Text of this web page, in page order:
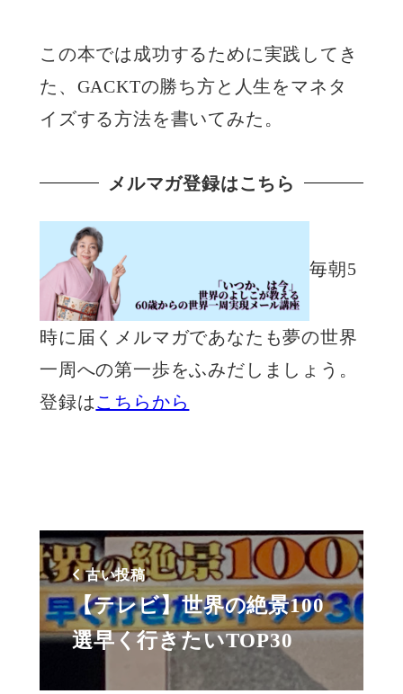
この本では成功するために実践してき
た、GACKTの勝ち方と人生をマネタ
イズする方法を書いてみた。
メルマガ登録はこちら
毎朝5
時に届くメルマガであなたも夢の世界
一周への第一歩をふみだしましょう。
登録はこちらから
古い投稿
【テレビ】世界の絶景100
選早く行きたいTOP30